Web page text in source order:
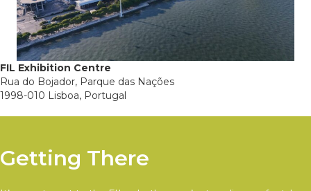
FIL Exhibition Centre
Rua do Bojador, Parque das Nações
1998-010 Lisboa, Portugal
Getting There